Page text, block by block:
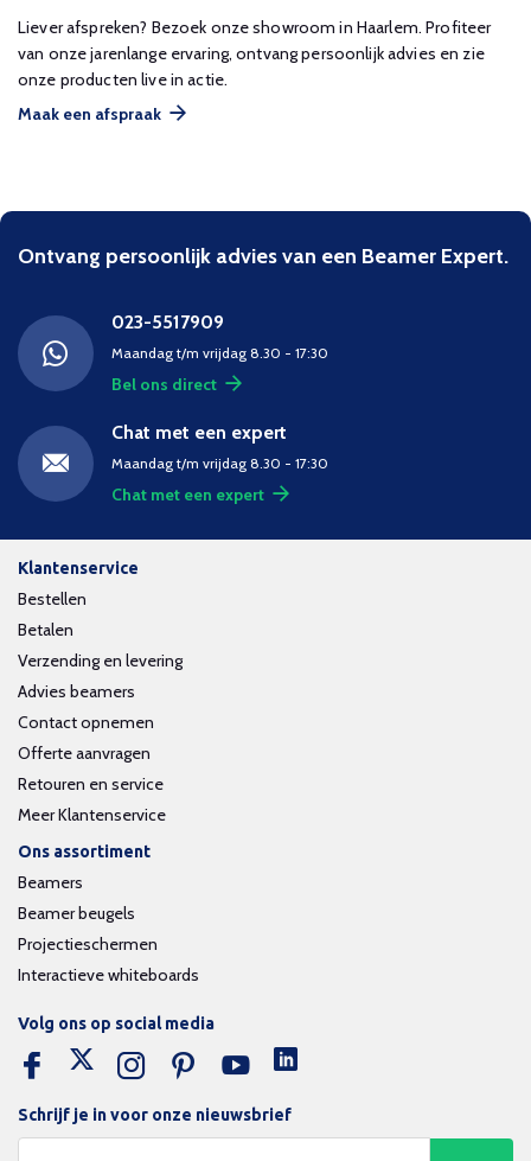
Liever afspreken? Bezoek onze showroom in Haarlem. Profiteer
van onze jarenlange ervaring, ontvang persoonlijk advies en zie
onze producten live in actie.
Maak een afspraak
Ontvang persoonlijk advies van een Beamer Expert.
023-5517909
Maandag t/m vrijdag 8.30 - 17:30
Bel ons direct
Chat met een expert
Maandag t/m vrijdag 8.30 - 17:30
Chat met een expert
Klantenservice
Bestellen
Betalen
Verzending en levering
Advies beamers
Contact opnemen
Offerte aanvragen
Retouren en service
Meer Klantenservice
Ons assortiment
Beamers
Beamer beugels
Projectieschermen
Interactieve whiteboards
Schrijf je in voor onze nieuwsbrief
Volg ons op social media